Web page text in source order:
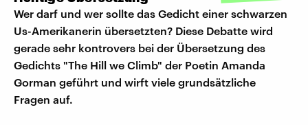
Wer darf und wer sollte das Gedicht einer schwarzen
Us-Amerikanerin übersetzten? Diese Debatte wird
gerade sehr kontrovers bei der Übersetzung des
Gedichts "The Hill we Climb" der Poetin Amanda
Gorman geführt und wirft viele grundsätzliche
Fragen auf.